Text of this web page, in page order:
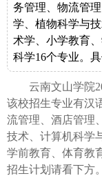
务管理、物流管
学、植物科学与
术学、小学教育
科学16个专业。
云南文山学院
该校招生专业有汉
流管理、酒店管理
技术、计算机科学
学前教育、体育教
招生计划请看下方。